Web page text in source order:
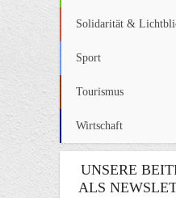
Solidarität &
Sport
Tourismus
Wirtschaft
UNSERE
ALS